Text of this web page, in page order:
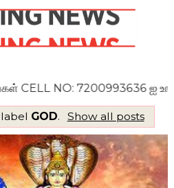
ஐ உங்கள் WhatsApp
GOD. Show all posts